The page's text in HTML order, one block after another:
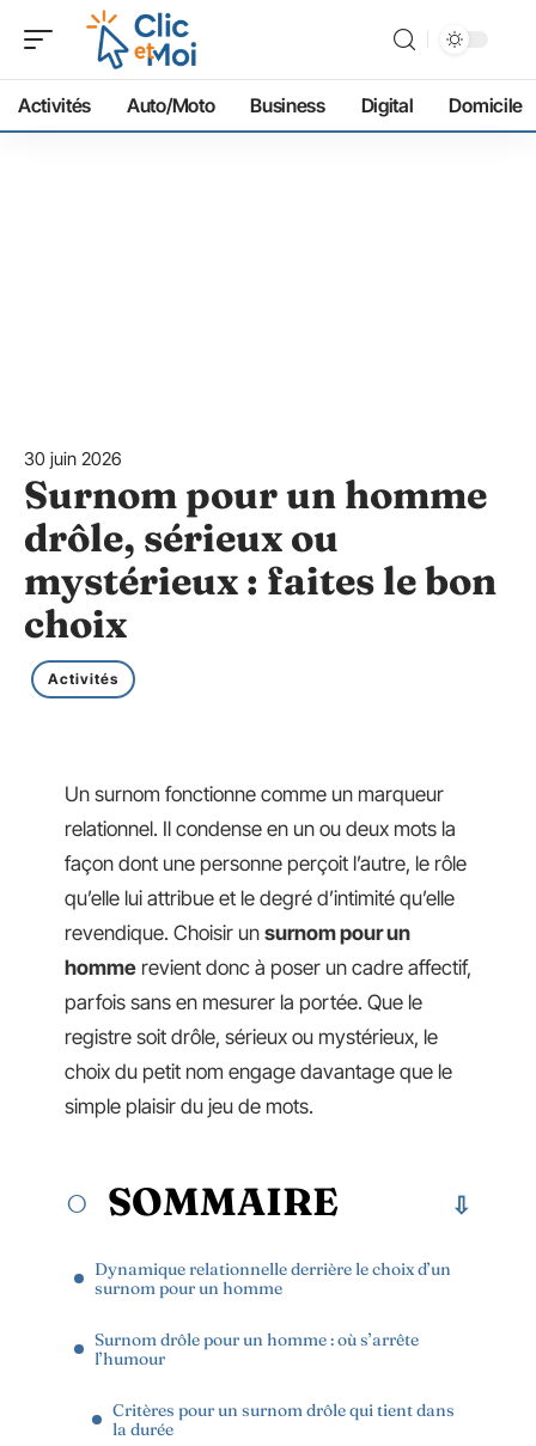
Activités Auto/Moto Business Digital Domicile
30 juin 2026
Surnom pour un homme
drôle, sérieux ou
mystérieux : faites le bon
choix
Activités
Un surnom fonctionne comme un marqueur
relationnel. Il condense en un ou deux mots la
façon dont une personne perçoit l’autre, le rôle
qu’elle lui attribue et le degré d’intimité qu’elle
revendique. Choisir un surnom pour un
homme revient donc à poser un cadre affectif,
parfois sans en mesurer la portée. Que le
registre soit drôle, sérieux ou mystérieux, le
choix du petit nom engage davantage que le
simple plaisir du jeu de mots.
SOMMAIRE
Dynamique relationnelle derrière le choix d’un
surnom pour un homme
Surnom drôle pour un homme : où s’arrête
l’humour
Critères pour un surnom drôle qui tient dans
la durée